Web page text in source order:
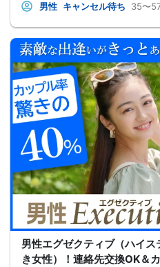
男性 キャンセル待ち 35〜
男性エグゼクティブ（ハイ
き女性）！連絡先交換OK＆